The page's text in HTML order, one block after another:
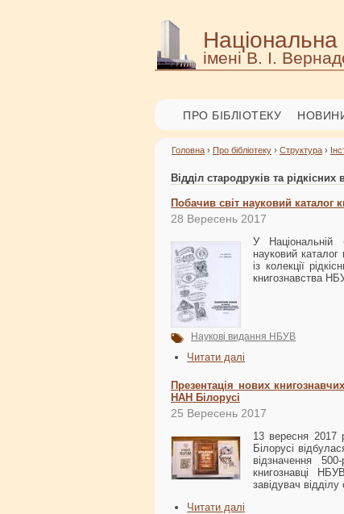
Національна
імені В. І.
ПРО БІБЛІОТЕКУ
Головна › Про бібліотеку › Структура ›
Відділ стародруків та рідкісних
Побачив світ науковий каталог
28 Вересень 2017
У Національній
науковий
із колекції
книгознавства
Наукові видання НБУВ
Читати далі
Презентація нових
НАН Білорусі
25 Вересень 2017
13 вересня 2017
Білорусі
відзначення
книгознавці
завідувач
Читати далі